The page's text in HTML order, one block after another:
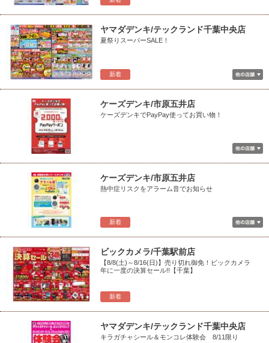
新着
ヤマダデンキ/テックランド千葉中央店
夏祭りスーパーSALE！
ケーズデンキ/市原五井店
ケーズデンキでPayPay使ってお買い物！
新着
ケーズデンキ/市原五井店
熱中症リスクをアラーム音でお知らせ
新着
ビックカメラ/千葉駅前店
【8/8(土)～8/16(日)】売り切れ御免！ビックカメラ
年に一度の決算セール!!【千葉】
ヤマダデンキ/テックランド千葉中央店
キラガチャシール＆モンコレ体験会 8/11限り